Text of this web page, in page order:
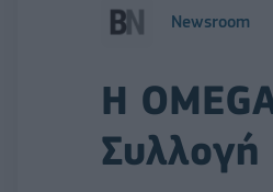
Newsroom
Η